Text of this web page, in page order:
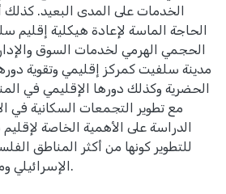
الخدمات على المدى البعيد. كذلك
الحاجة الماسة لإعادة هيكلية إقليم
الحجمي الهرمي لخدمات السوق
مدينة سلفيت كمركز إقليمي وتقوية
الحضرية وكذلك دورها الإقليمي في
مع تطوير التجمعات السكانية في
الدراسة على الأهمية الخاصة
للتطوير كونها من أكثر المناطق
الإسرائيلي ومصادرة الأراضي وتجزئتها.